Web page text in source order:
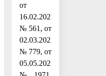
от
16.02.2021
№ 561, от
02.03.2021
№ 779, от
05.05.2021